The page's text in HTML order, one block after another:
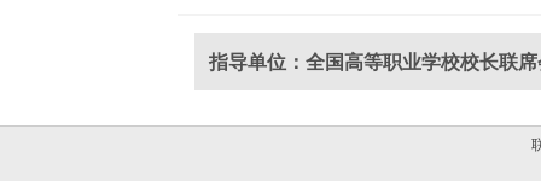
指导单位：全国高等职业学校校长联